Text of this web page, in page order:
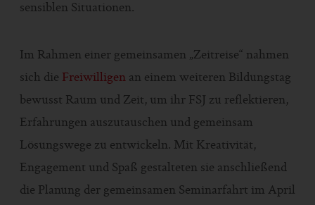
sensiblen Situationen.
Im Rahmen einer gemeinsamen „Zeitreise“ nahmen
sich die Freiwilligen an einem weiteren Bildungstag
bewusst Raum und Zeit, um ihr FSJ zu reflektieren,
Erfahrungen auszutauschen und gemeinsam
Lösungswege zu entwickeln. Mit Kreativität,
Engagement und Spaß gestalteten sie anschließend
die Planung der gemeinsamen Seminarfahrt im April